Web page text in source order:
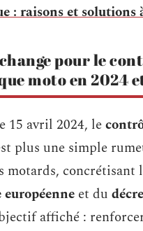
: raisons et solutions
pour le
moto en 2024
15 avril 2024, le
plus une simple
motards, concrétisant
et du
affiché :